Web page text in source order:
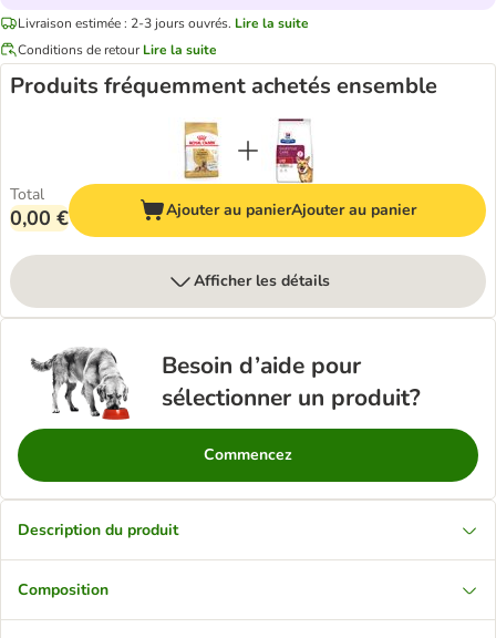
Livraison estimée : 2-3 jours ouvrés. Lire la suite
Conditions de retour Lire la suite
Produits fréquemment achetés ensemble
Total
0,00 € Ajouter au panierAjouter au panier
Afficher les détails
Besoin d’aide pour
sélectionner un produit?
Commencez
Description du produit
Composition